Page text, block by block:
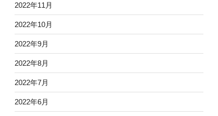
2022年11月
2022年10月
2022年9月
2022年8月
2022年7月
2022年6月